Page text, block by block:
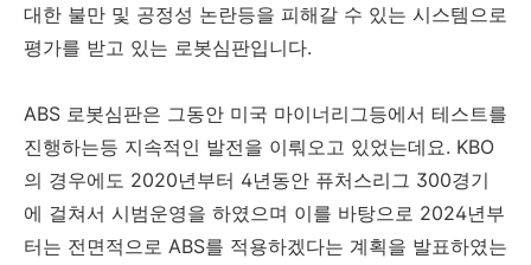
대한 불만 및 공정성 논란등을 피해갈 수 있는 시스템으로
평가를 받고 있는 로봇심판입니다.
ABS 로봇심판은 그동안 미국 마이너리그등에서 테스트를
진행하는등 지속적인 발전을 이뤄오고 있었는데요. KBO
의 경우에도 2020년부터 4년동안 퓨처스리그 300경기
에 걸쳐서 시범운영을 하였으며 이를 바탕으로 2024년부
터는 전면적으로 ABS를 적용하겠다는 계획을 발표하였는